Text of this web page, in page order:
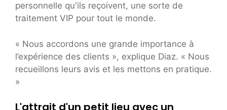
personnelle qu'ils reçoivent, une sorte de
traitement VIP pour tout le monde.
« Nous accordons une grande importance à
l’expérience des clients », explique Diaz. « Nous
recueillons leurs avis et les mettons en pratique.
»
L'attrait d'un petit lieu avec un